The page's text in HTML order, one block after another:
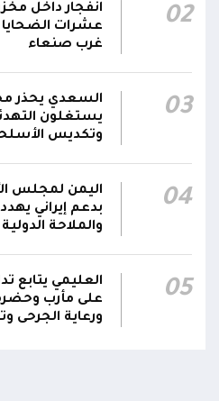
02
انفجار داخل
عشرات الضحايا
غرب صنعاء
03
السعدي يحذر
يستغلون
وتكديس
04
اليمن لمجلس
بدعم إيراني
والملاحة الدولية
05
العليمي يتابع
على مأرب
ورعاية الجرحى